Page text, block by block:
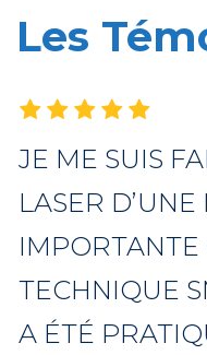
Les
JE ME SUIS
LASER
IMPORTANTE
TECHNIQUE
A ÉTÉ